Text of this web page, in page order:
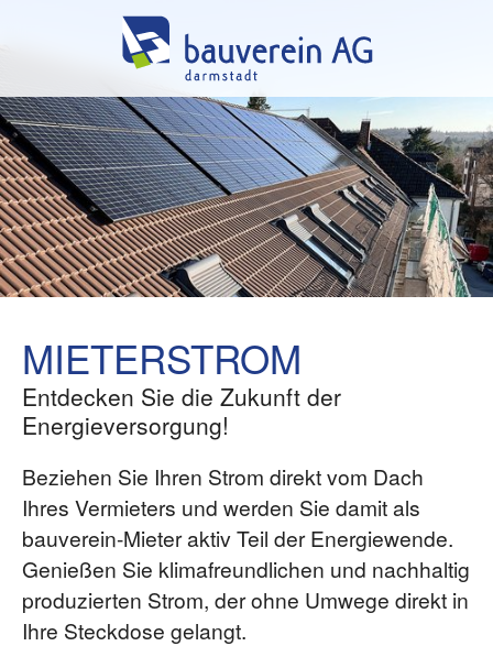
MIETERSTROM
Entdecken Sie die Zukunft der
Energieversorgung!
Beziehen Sie Ihren Strom direkt vom Dach
Ihres Vermieters und werden Sie damit als
bauverein-Mieter aktiv Teil der Energiewende.
Genießen Sie klimafreundlichen und nachhaltig
produzierten Strom, der ohne Umwege direkt in
Ihre Steckdose gelangt.